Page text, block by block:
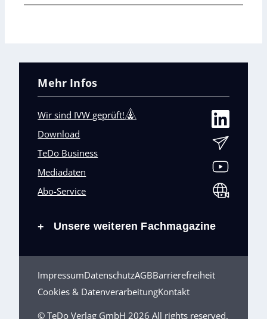
Mehr Infos
Wir sind IVW geprüft!
Download
TeDo Business
Mediadaten
Abo-Service
+ Unsere weiteren Fachmagazine
ImpressumDatenschutzAGBBarrierefreiheit
Cookies & DatenverarbeitungKontakt
© TeDo Verlag GmbH 2026 All rights reserved.